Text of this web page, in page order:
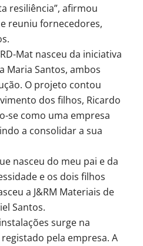
resiliência”, afirmou
reuniu fornecedores,
Mat nasceu da iniciativa
Maria Santos, ambos
O projeto contou
dos filhos, Ricardo
se como uma empresa
a consolidar a sua
nasceu do meu pai e da
e os dois filhos
a J&RM Materiais de
Santos.
surge na
pela empresa. A